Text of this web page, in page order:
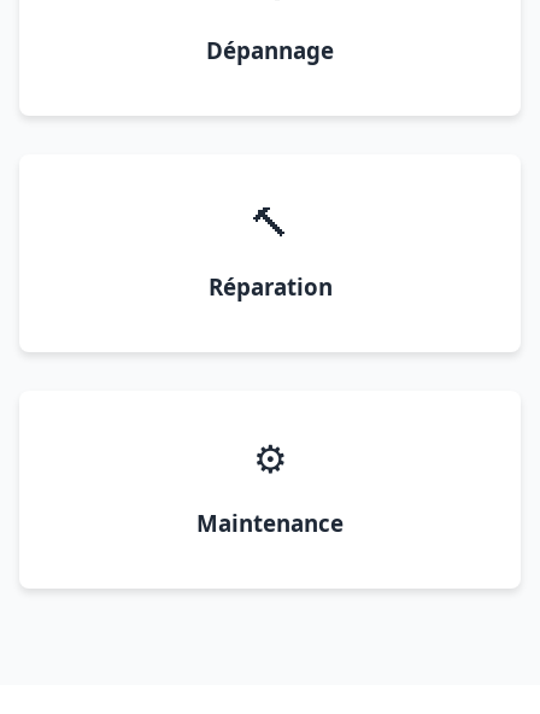
Dépannage
🔨
Réparation
⚙️
Maintenance